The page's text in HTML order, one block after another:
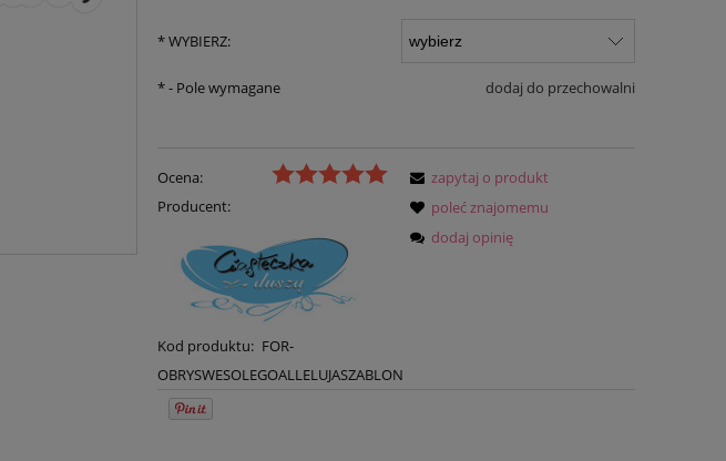
*WYBIERZ:
dodaj do przechowalni
*- Pole wymagane
Ocena:
Producent:
Kod produktu: FOR-
OBRYSWESOLEGOALLELUJASZABLON
zapytaj o produkt
poleć znajomemu
dodaj opinię